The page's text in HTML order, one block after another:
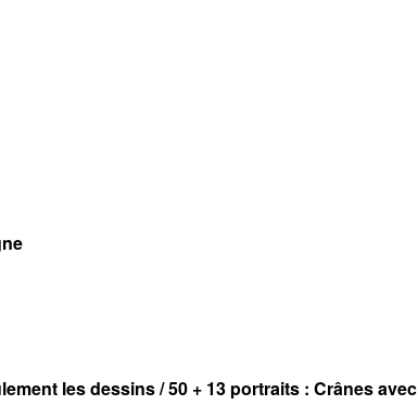
les dessins / 50 + 13 portraits : Crânes avec